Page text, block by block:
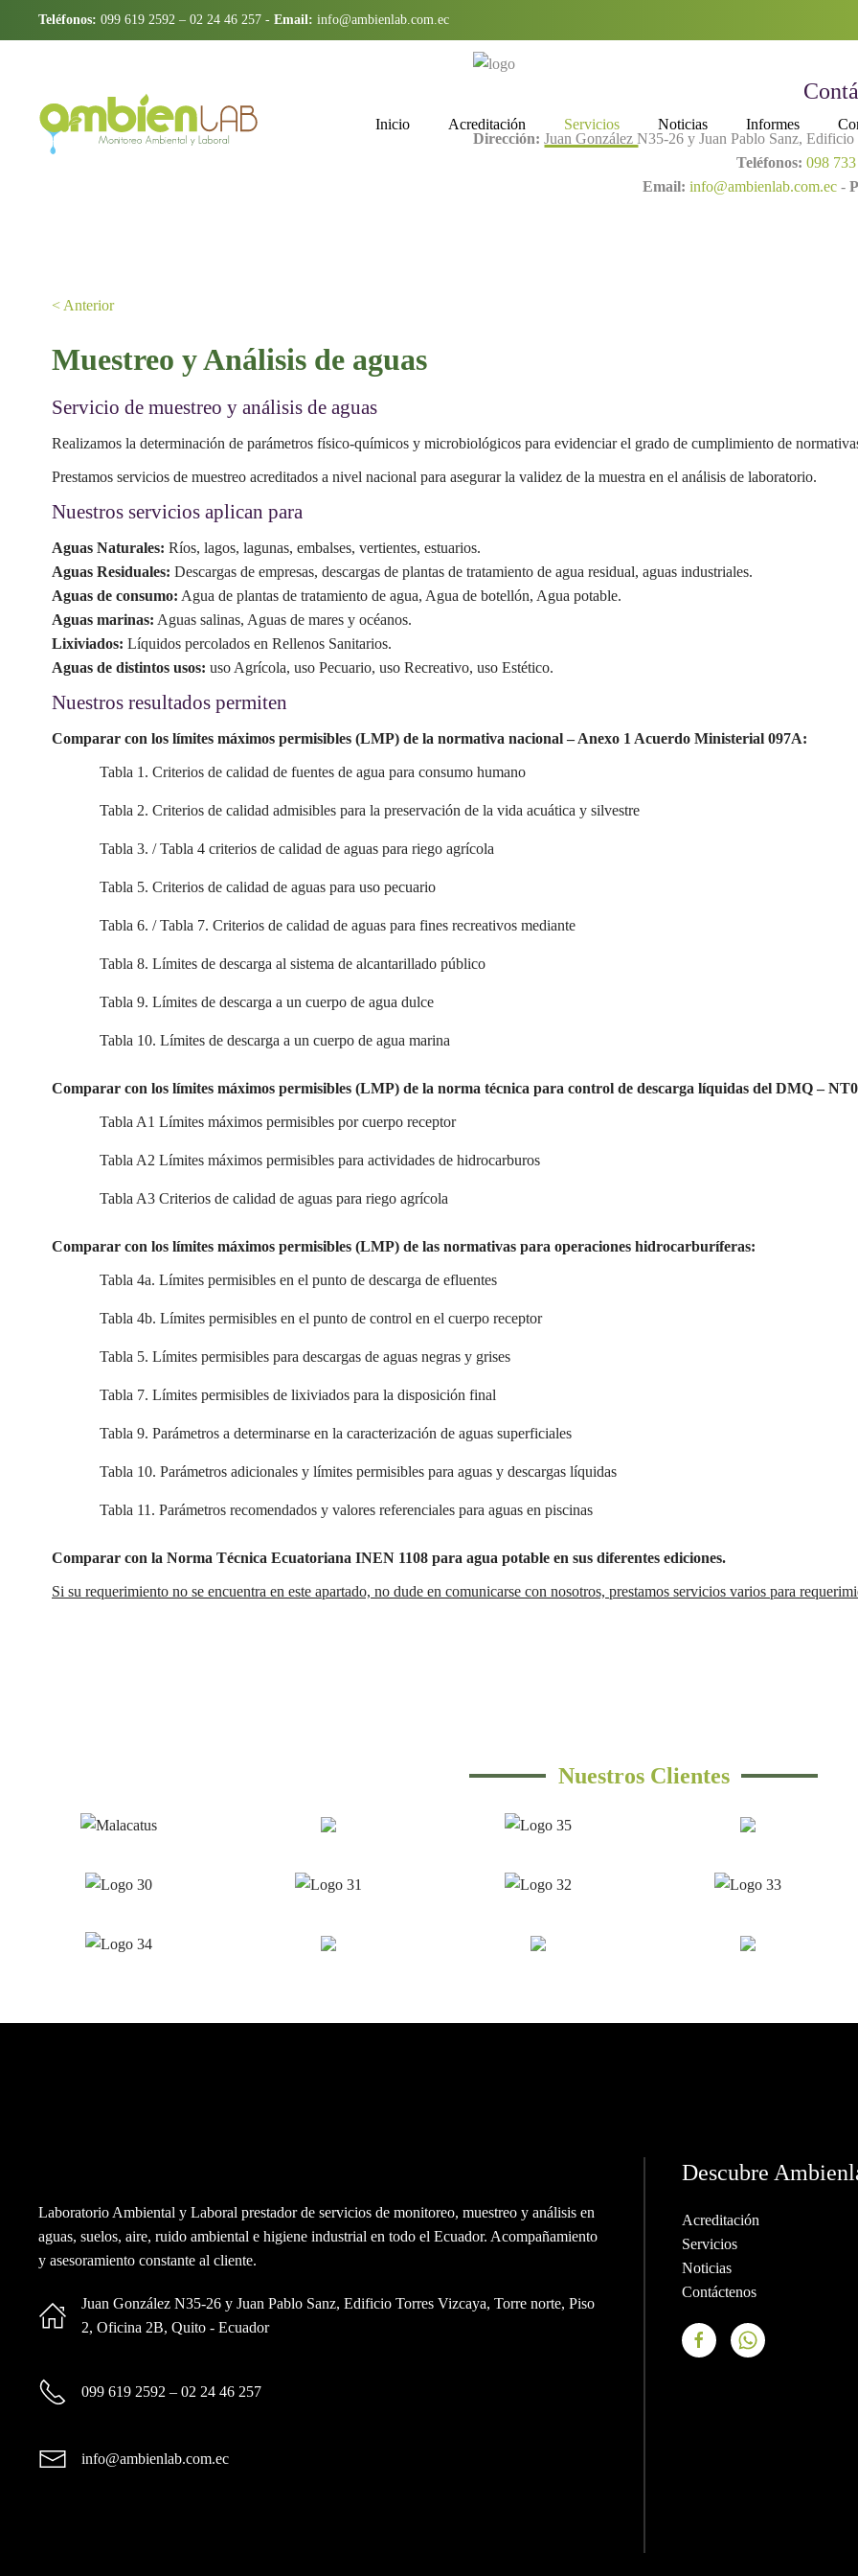
Teléfonos: 099 619 2592 – 02 24 46 257 - Email: info@ambienlab.com.ec
Inicio Acreditación Servicios Noticias Informes
Dirección: Juan González N35-26 y Juan Pablo Sanz,
Teléfonos: 098
Email: info@ambienlab.com.ec-
< Anterior
Muestreo y Análisis de aguas
Servicio de muestreo y análisis de aguas
Realizamos la determinación de parámetros físico-químicos y microbiológicos para evidenciar el grado de cumplimiento de
Prestamos servicios de muestreo acreditados a nivel nacional para asegurar la validez de la muestra en el análisis de laboratorio.
Nuestros servicios aplican para
Aguas Naturales: Ríos, lagos, lagunas, embalses, vertientes, estuarios.
Aguas Residuales: Descargas de empresas, descargas de plantas de tratamiento de agua residual, aguas industriales.
Aguas de consumo: Agua de plantas de tratamiento de agua, Agua de botellón, Agua potable.
Aguas marinas: Aguas salinas, Aguas de mares y océanos.
Lixiviados: Líquidos percolados en Rellenos Sanitarios.
Aguas de distintos usos: uso Agrícola, uso Pecuario, uso Recreativo, uso Estético.
Nuestros resultados permiten
Comparar con los límites máximos permisibles (LMP) de la normativa nacional – Anexo 1 Acuerdo Ministerial 097A:
Tabla 1. Criterios de calidad de fuentes de agua para consumo humano
Tabla 2. Criterios de calidad admisibles para la preservación de la vida acuática y silvestre
Tabla 3. / Tabla 4 criterios de calidad de aguas para riego agrícola
Tabla 5. Criterios de calidad de aguas para uso pecuario
Tabla 6. / Tabla 7. Criterios de calidad de aguas para fines recreativos mediante
Tabla 8. Límites de descarga al sistema de alcantarillado público
Tabla 9. Límites de descarga a un cuerpo de agua dulce
Tabla 10. Límites de descarga a un cuerpo de agua marina
Comparar con los límites máximos permisibles (LMP) de la norma técnica para control de descarga líquidas del DMQ –
Tabla A1 Límites máximos permisibles por cuerpo receptor
Tabla A2 Límites máximos permisibles para actividades de hidrocarburos
Tabla A3 Criterios de calidad de aguas para riego agrícola
Comparar con los límites máximos permisibles (LMP) de las normativas para operaciones hidrocarburíferas:
Tabla 4a. Límites permisibles en el punto de descarga de efluentes
Tabla 4b. Límites permisibles en el punto de control en el cuerpo receptor
Tabla 5. Límites permisibles para descargas de aguas negras y grises
Tabla 7. Límites permisibles de lixiviados para la disposición final
Tabla 9. Parámetros a determinarse en la caracterización de aguas superficiales
Tabla 10. Parámetros adicionales y límites permisibles para aguas y descargas líquidas
Tabla 11. Parámetros recomendados y valores referenciales para aguas en piscinas
Comparar con la Norma Técnica Ecuatoriana INEN 1108 para agua potable en sus diferentes ediciones.
Si su requerimiento no se encuentra en este apartado, no dude en comunicarse con nosotros, prestamos servicios varios para
Nuestros Clientes
Laboratorio Ambiental y Laboral prestador de servicios de monitoreo, muestreo y análisis en
aguas, suelos, aire, ruido ambiental e higiene industrial en todo el Ecuador. Acompañamiento
y asesoramiento constante al cliente.
Juan González N35-26 y Juan Pablo Sanz, Edificio Torres Vizcaya, Torre norte, Piso
2, Oficina 2B, Quito - Ecuador
099 619 2592 – 02 24 46 257
info@ambienlab.com.ec
Descubre
Acreditación
Servicios
Noticias
Contáctenos